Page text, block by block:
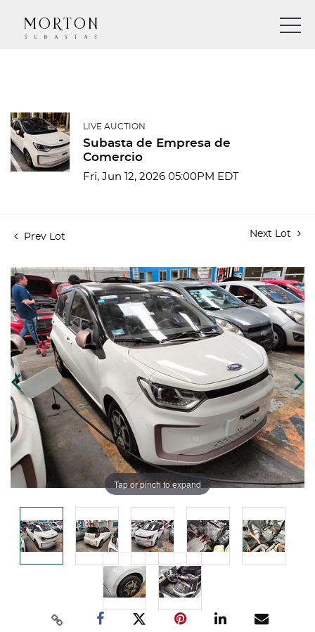
LIVE AUCTION
Subasta de Empresa de
Comercio
Fri, Jun 12, 2026 05:00PM EDT
Prev Lot Next Lot
Tap or pinch to expand